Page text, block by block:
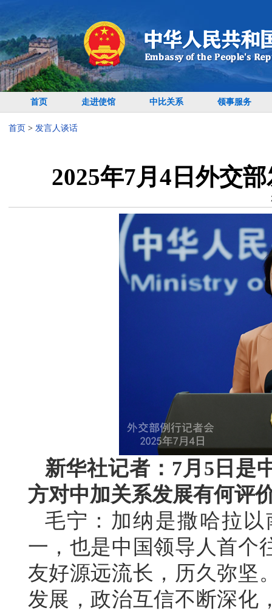
首页 走进使馆 中比关系 领事服务
首页 > 发言人谈话
2025年7月4日外交
新华社记者：7月5日是
方对中加关系发展有何评
毛宁：加纳是撒哈拉
一，也是中国领导人首个
友好源远流长，历久弥坚
发展，政治互信不断深化